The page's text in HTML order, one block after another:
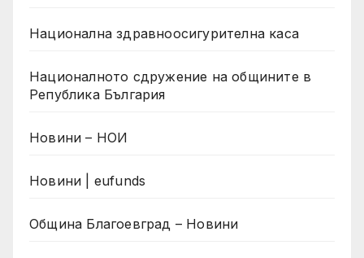
Национална здравноосигурителна каса
Националното сдружение на общините в
Република България
Новини – НОИ
Новини | eufunds
Община Благоевград – Новини